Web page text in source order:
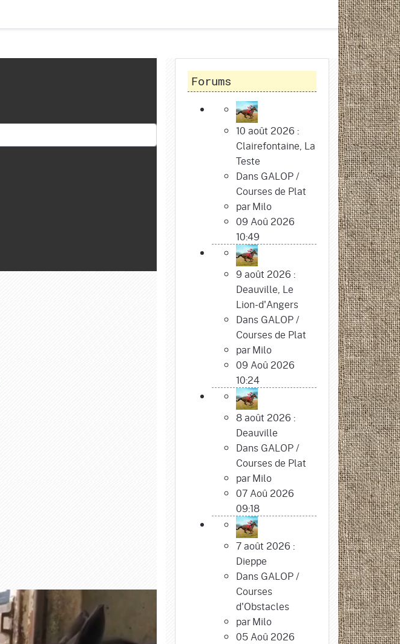
Forums
10 août 2026 :
Clairefontaine, La
Teste
Dans GALOP/
Courses de Plat
parMilo
09 Aoû 2026
10:49
9 août 2026 :
Deauville, Le
Lion-d'Angers
Dans GALOP/
Courses de Plat
parMilo
09 Aoû 2026
10:24
8 août 2026 :
Deauville
Dans GALOP/
Courses de Plat
parMilo
07 Aoû 2026
09:18
7 août 2026 :
Dieppe
Dans GALOP/
Courses
d'Obstacles
parMilo
05 Aoû 2026